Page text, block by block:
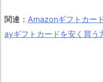
関連： Amazonギフトカー
ayギフトカードを安く買